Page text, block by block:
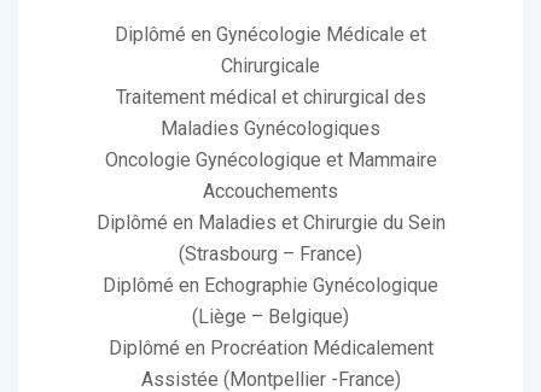
Diplômé en Gynécologie Médicale et
Chirurgicale
Traitement médical et chirurgical des
Maladies Gynécologiques
Oncologie Gynécologique et Mammaire
Accouchements
Diplômé en Maladies et Chirurgie du Sein
(Strasbourg – France)
Diplômé en Echographie Gynécologique
(Liège – Belgique)
Diplômé en Procréation Médicalement
Assistée (Montpellier -France)